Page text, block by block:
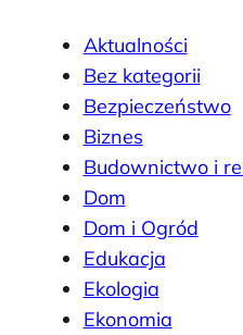
Aktualności
Bez kategorii
Bezpieczeństwo
Biznes
Budownictwo i
Dom
Dom i Ogród
Edukacja
Ekologia
Ekonomia